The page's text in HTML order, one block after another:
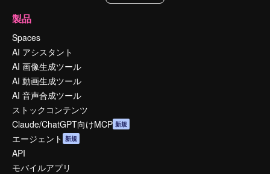
製品
Spaces
AI アシスタント
AI 画像生成ツール
AI 動画生成ツール
AI 音声合成ツール
ストックコンテンツ
Claude/ChatGPT向けMCP 新規
エージェント 新規
API
モバイルアプリ